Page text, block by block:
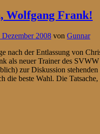
Wolfgang Frank!
Dezember 2008 von Gunnar
nach der Entlassung von
als neuer Trainer des
zur Diskussion
die beste Wahl. Die Tatsache,